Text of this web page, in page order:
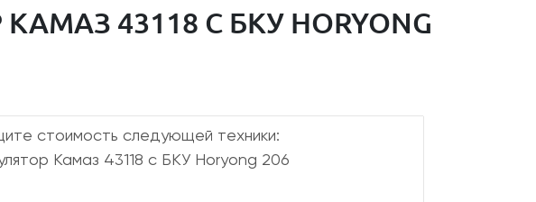
43118 С БКУ HORYONG